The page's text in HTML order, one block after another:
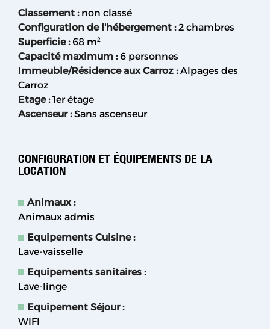
Classement : non classé
Configuration de l'hébergement : 2 chambres
Superficie: 68 m²
Capacité maximum : 6 personnes
Immeuble/Résidence aux Carroz : Alpages des
Carroz
Etage: 1er étage
Ascenseur: Sans ascenseur
CONFIGURATION ET ÉQUIPEMENTS DE LA
LOCATION
Animaux:
Animaux admis
Equipements Cuisine:
Lave-vaisselle
Equipements sanitaires :
Lave-linge
Equipement Séjour:
WIFI